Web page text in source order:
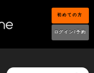
初めての方
ログイン/予約